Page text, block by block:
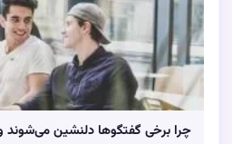
چرا برخی گفتگوها دلنشین می‌شوند